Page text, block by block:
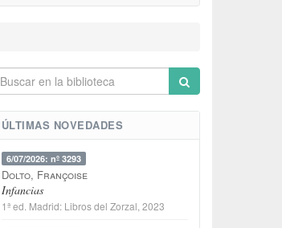
ÚLTIMAS NOVEDADES
6/07/2026: nº 3293
Dolto, Françoise
Infancias
1ª ed. Madrid: Libros del Zorzal , 2023